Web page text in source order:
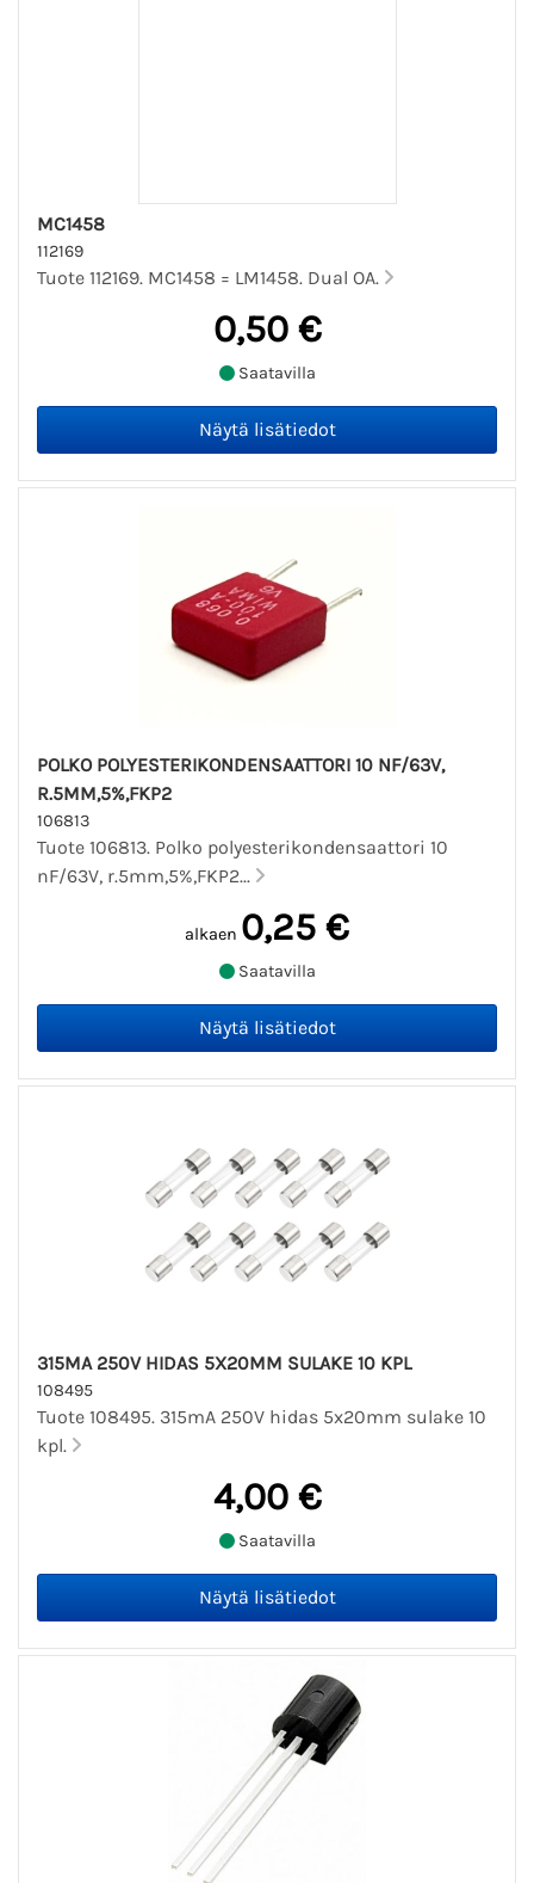
MC1458
112169
Tuote 112169. MC1458 = LM1458. Dual OA.
0,50 €
Saatavilla
POLKO POLYESTERIKONDENSAATTORI 10 NF/63V,
R.5MM,5%,FKP2
106813
Tuote 106813. Polko polyesterikondensaattori 10
nF/63V, r.5mm,5%,FKP2...
alkaen 0,25 €
Saatavilla
315MA 250V HIDAS 5X20MM SULAKE 10 KPL
108495
Tuote 108495. 315mA 250V hidas 5x20mm sulake 10
kpl.
4,00 €
Saatavilla